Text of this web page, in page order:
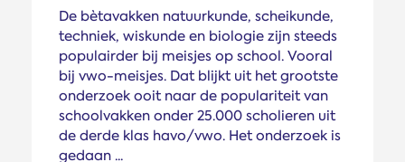
De bètavakken natuurkunde, scheikunde,
techniek, wiskunde en biologie zijn steeds
populairder bij meisjes op school. Vooral
bij vwo-meisjes. Dat blijkt uit het grootste
onderzoek ooit naar de populariteit van
schoolvakken onder 25.000 scholieren uit
de derde klas havo/vwo. Het onderzoek is
gedaan ...